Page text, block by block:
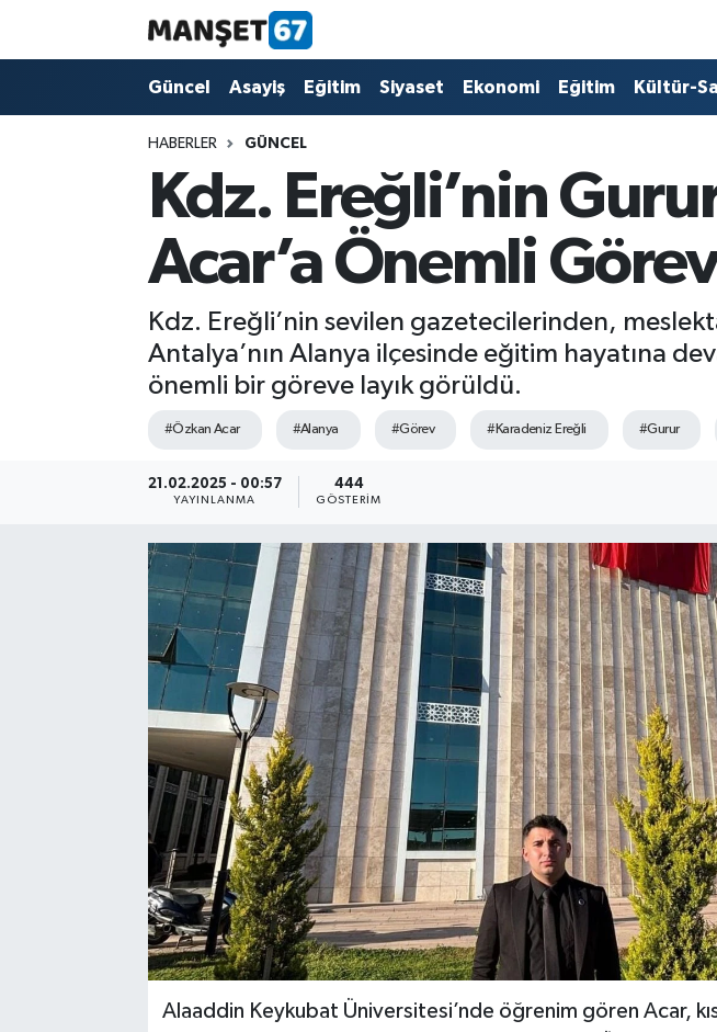
Güncel Asayiş Eğitim Siyaset Ekonomi Eğitim Kültür-
HABERLER GÜNCEL
Kdz. Ereğli’nin
Acar’a Önemli
Kdz. Ereğli’nin sevilen gazetecilerinden,
Antalya’nın Alanya ilçesinde eğitim hayatına
önemli bir göreve layık görüldü.
#Özkan Acar #Alanya #Görev #Karadeniz Ereğli #Gurur
21.02.2025 - 00:57
YAYINLANMA
444
GÖSTERIM
Alaaddin Keykubat Üniversitesi’nde öğrenim gören Acar,
Kültür-Sanat